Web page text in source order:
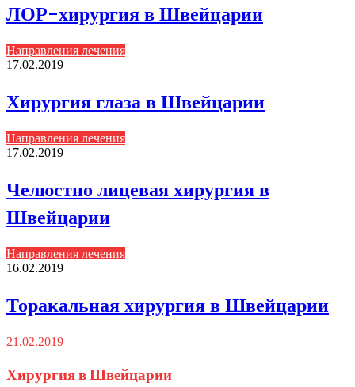
ЛОР-хирургия в Швейцарии
Направления лечения
17.02.2019
Хирургия глаза в Швейцарии
Направления лечения
17.02.2019
Челюстно лицевая хирургия в
Швейцарии
Направления лечения
16.02.2019
Торакальная хирургия в Швейцарии
21.02.2019
Хирургия в Швейцарии